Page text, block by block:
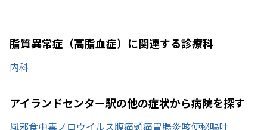
脂質異常症（高脂血症）に関連する診療科
内科
アイランドセンター駅の他の症状から病院を探す
風邪食中毒ノロウイルス腹痛頭痛胃腸炎咳便秘嘔吐